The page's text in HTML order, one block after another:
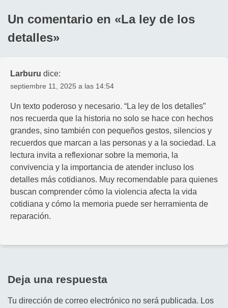
Un comentario en «La ley de los
detalles»
Larburu dice:
septiembre 11, 2025 a las 14:54
Un texto poderoso y necesario. “La ley de los detalles”
nos recuerda que la historia no solo se hace con hechos
grandes, sino también con pequeños gestos, silencios y
recuerdos que marcan a las personas y a la sociedad. La
lectura invita a reflexionar sobre la memoria, la
convivencia y la importancia de atender incluso los
detalles más cotidianos. Muy recomendable para quienes
buscan comprender cómo la violencia afecta la vida
cotidiana y cómo la memoria puede ser herramienta de
reparación.
Deja una respuesta
Tu dirección de correo electrónico no será publicada. Los